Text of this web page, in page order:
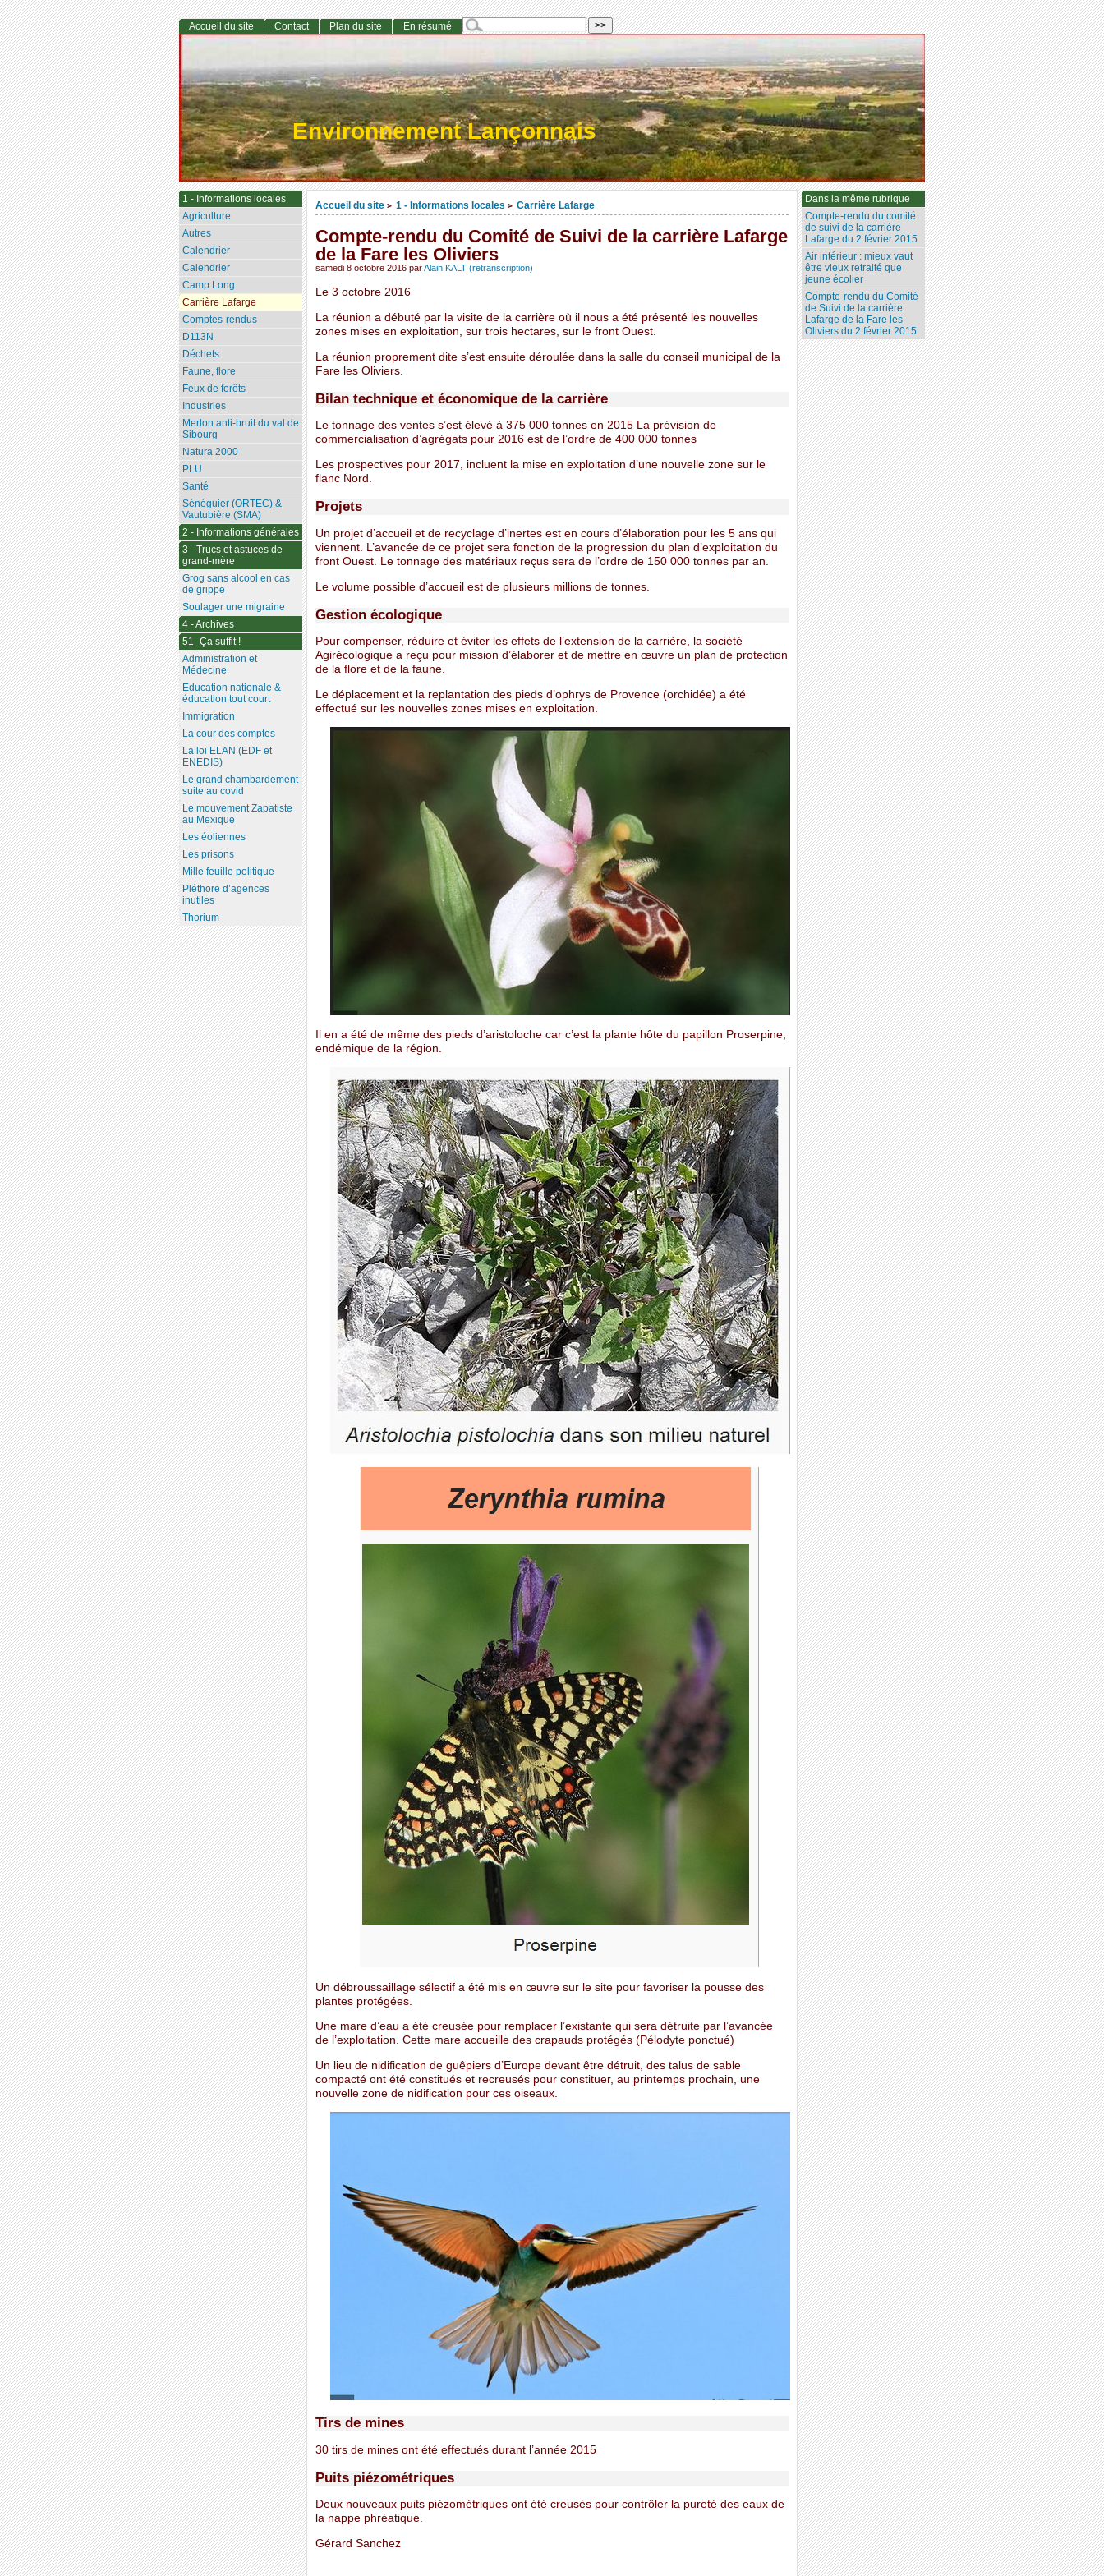
Environnement Lançonnais
Accueil du site > 1 - Informations locales > Carrière Lafarge
Compte-rendu du Comité de Suivi de la carrière Lafarge
de la Fare les Oliviers
samedi 8 octobre 2016 parAlain KALT (retranscription)
Le 3 octobre 2016
La réunion a débuté par la visite de la carrière où il nous a été présenté les nouvelles
zones mises en exploitation, sur trois hectares, sur le front Ouest.
La réunion proprement dite s’est ensuite déroulée dans la salle du conseil municipal de la
Fare les Oliviers.
Bilan technique et économique de la carrière
Le tonnage des ventes s’est élevé à 375 000 tonnes en 2015 La prévision de
commercialisation d’agrégats pour 2016 est de l’ordre de 400 000 tonnes
Les prospectives pour 2017, incluent la mise en exploitation d’une nouvelle zone sur le
flanc Nord.
Projets
Un projet d’accueil et de recyclage d’inertes est en cours d’élaboration pour les 5 ans qui
viennent. L’avancée de ce projet sera fonction de la progression du plan d’exploitation du
front Ouest. Le tonnage des matériaux reçus sera de l’ordre de 150 000 tonnes par an.
Le volume possible d’accueil est de plusieurs millions de tonnes.
Gestion écologique
Pour compenser, réduire et éviter les effets de l’extension de la carrière, la société
Agirécologique a reçu pour mission d’élaborer et de mettre en œuvre un plan de protection
de la flore et de la faune.
Le déplacement et la replantation des pieds d’ophrys de Provence (orchidée) a été
effectué sur les nouvelles zones mises en exploitation.
Il en a été de même des pieds d’aristoloche car c’est la plante hôte du papillon Proserpine,
endémique de la région.
Un débroussaillage sélectif a été mis en œuvre sur le site pour favoriser la pousse des
plantes protégées.
Une mare d’eau a été creusée pour remplacer l’existante qui sera détruite par l’avancée
de l’exploitation. Cette mare accueille des crapauds protégés (Pélodyte ponctué)
Un lieu de nidification de guêpiers d’Europe devant être détruit, des talus de sable
compacté ont été constitués et recreusés pour constituer, au printemps prochain, une
nouvelle zone de nidification pour ces oiseaux.
Tirs de mines
30 tirs de mines ont été effectués durant l’année 2015
Puits piézométriques
Deux nouveaux puits piézométriques ont été creusés pour contrôler la pureté des eaux de
la nappe phréatique.
Gérard Sanchez
Dans la même rubrique
Compte-rendu du comité
de suivi de la carrière
Lafarge du 2 février 2015
Air intérieur : mieux vaut
être vieux retraité que
jeune écolier
Compte-rendu du Comité
de Suivi de la carrière
Lafarge de la Fare les
Oliviers du 2 février 2015
Accueil du site Contact Plan du site En résumé
1 - Informations locales
Agriculture
Autres
Calendrier
Calendrier
Camp Long
Carrière Lafarge
Comptes-rendus
D113N
Déchets
Faune, flore
Feux de forêts
Industries
Merlon anti-bruit du val de
Sibourg
Natura 2000
PLU
Santé
Sénéguier (ORTEC) &
Vautubière (SMA)
2 - Informations générales
3 - Trucs et astuces de
grand-mère
Grog sans alcool en cas
de grippe
Soulager une migraine
4 - Archives
51- Ça suffit !
Administration et
Médecine
Education nationale &
éducation tout court
Immigration
La cour des comptes
La loi ELAN (EDF et
ENEDIS)
Le grand chambardement
suite au covid
Le mouvement Zapatiste
au Mexique
Les éoliennes
Les prisons
Mille feuille politique
Pléthore d’agences
inutiles
Thorium